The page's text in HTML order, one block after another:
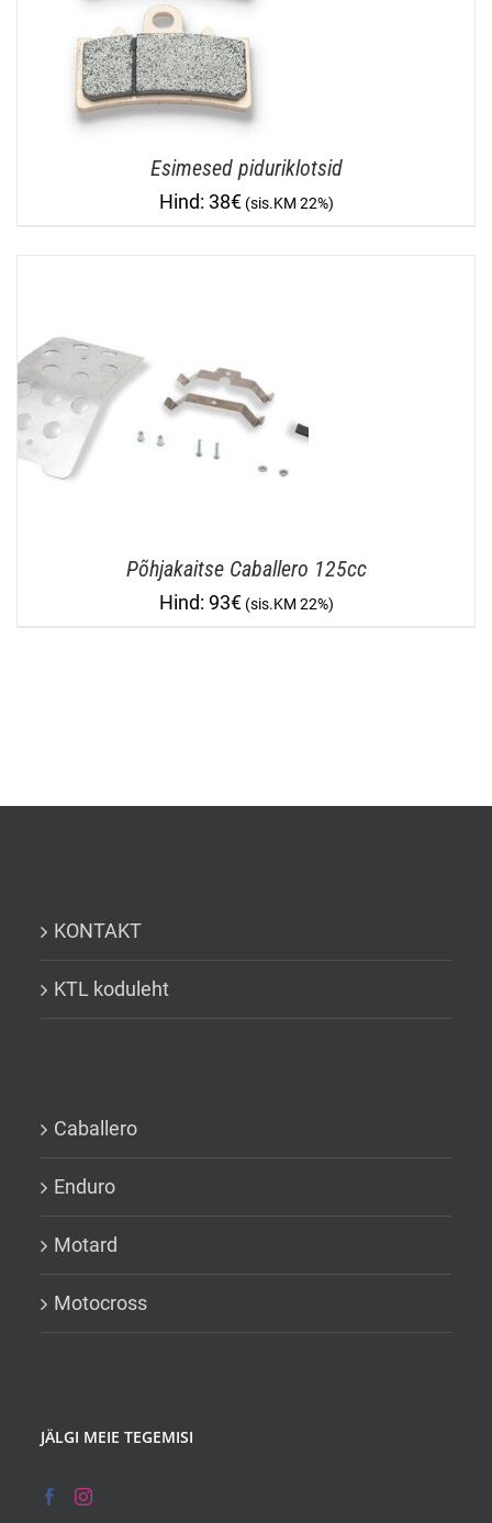
Esimesed piduriklotsid
38€
Põhjakaitse Caballero 125cc
93€
KONTAKT
KTL koduleht
Caballero
Enduro
Motard
Motocross
JÄLGI MEIE TEGEMISI